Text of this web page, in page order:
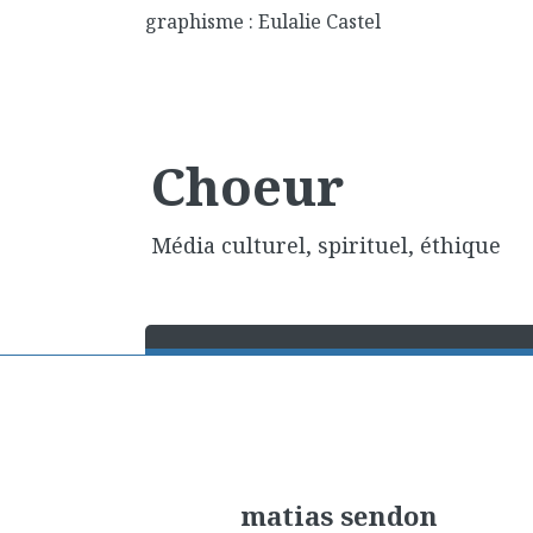
graphisme : Eulalie Castel
Choeur
Média culturel, spirituel, éthique
matias sendon